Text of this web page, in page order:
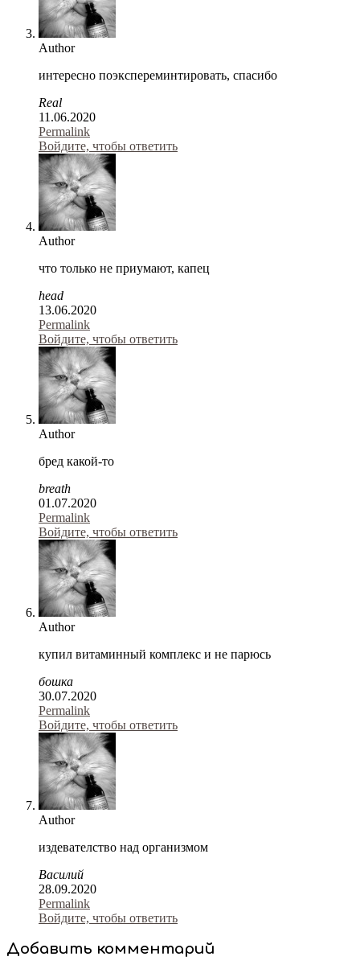
Author
интересно поэкспереминтировать, спасибо
Real
11.06.2020
Permalink
Войдите, чтобы ответить
Author
что только не приумают, капец
head
13.06.2020
Permalink
Войдите, чтобы ответить
Author
бред какой-то
breath
01.07.2020
Permalink
Войдите, чтобы ответить
Author
купил витаминный комплекс и не парюсь
бошка
30.07.2020
Permalink
Войдите, чтобы ответить
Author
издевателство над организмом
Василий
28.09.2020
Permalink
Войдите, чтобы ответить
Добавить комментарий